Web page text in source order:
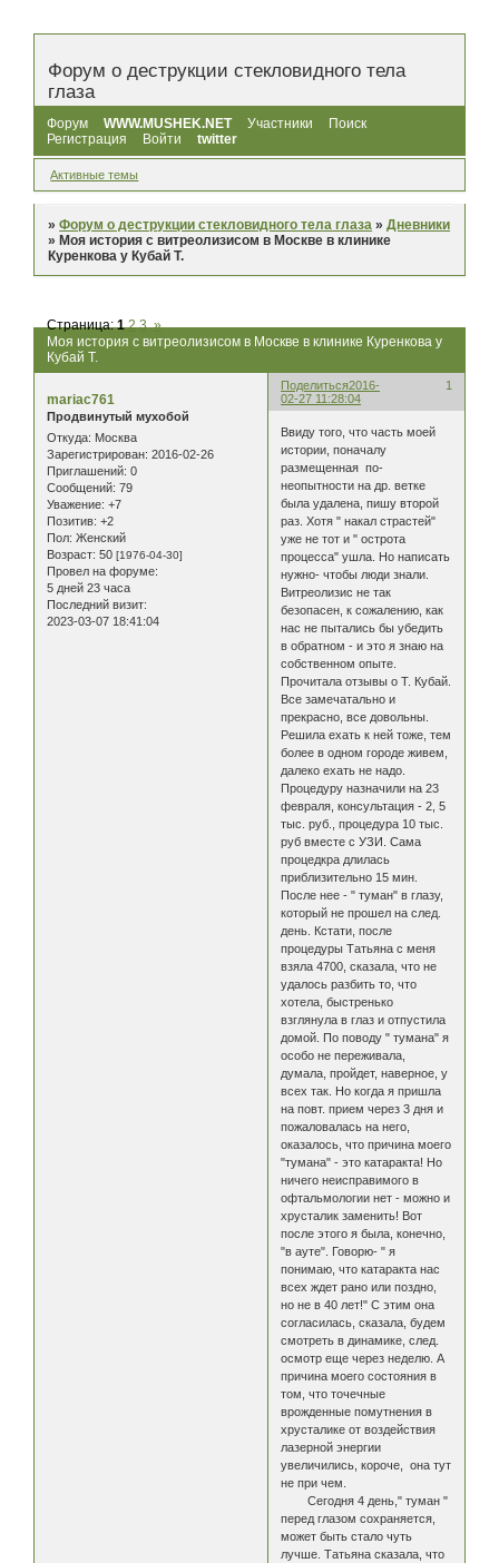
Форум о деструкции стекловидного тела
глаза
Форум WWW.MUSHEK.NET Участники
Поиск
Регистрация
Войти twitter
Активные темы
»Форум о деструкции стекловидного тела глаза »Дневники
»Моя история с витреолизисом в Москве в клинике
Куренкова у Кубай Т.
Моя история с витреолизисом в Москве в клинике Куренкова у
Кубай Т.
Страница:1 2 3 »
Поделиться 1
2016-
02-27 11:28:04
mariac761
Продвинутый мухобой
Откуда: Москва
Зарегистрирован: 2016-02-26
Приглашений: 0
Сообщений: 79
Уважение: +7
Позитив: +2
Пол: Женский
Возраст: 50 [1976-04-30]
Провел на форуме:
5 дней 23 часа
Последний визит:
2023-03-07 18:41:04
Ввиду того, что часть моей
истории, поначалу
размещенная по-
неопытности на др. ветке
была удалена, пишу второй
раз. Хотя " накал страстей"
уже не тот и " острота
процесса" ушла. Но написать
нужно- чтобы люди знали.
Витреолизис не так
безопасен, к сожалению, как
нас не пытались бы убедить
в обратном - и это я знаю на
собственном опыте.
Прочитала отзывы о Т. Кубай.
Все замечатально и
прекрасно, все довольны.
Решила ехать к ней тоже, тем
более в одном городе живем,
далеко ехать не надо.
Процедуру назначили на 23
февраля, консультация - 2, 5
тыс. руб., процедура 10 тыс.
руб вместе с УЗИ. Сама
процедкра длилась
приблизительно 15 мин.
После нее - " туман" в глазу,
который не прошел на след.
день. Кстати, после
процедуры Татьяна с меня
взяла 4700, сказала, что не
удалось разбить то, что
хотела, быстренько
взглянула в глаз и отпустила
домой. По поводу " тумана" я
особо не переживала,
думала, пройдет, наверное, у
всех так. Но когда я пришла
на повт. прием через 3 дня и
пожаловалась на него,
оказалось, что причина моего
"тумана" - это катаракта! Но
ничего неисправимого в
офтальмологии нет - можно и
хрусталик заменить! Вот
после этого я была, конечно,
"в ауте". Говорю- " я
понимаю, что катаракта нас
всех ждет рано или поздно,
но не в 40 лет!" С этим она
согласилась, сказала, будем
смотреть в динамике, след.
осмотр еще через неделю. А
причина моего состояния в
том, что точечные
врожденные помутнения в
хрусталике от воздействия
лазерной энергии
увеличились, короче, она тут
не при чем.
Сегодня 4 день," туман "
перед глазом сохраняется,
может быть стало чуть
лучше. Татьяна сказала, что